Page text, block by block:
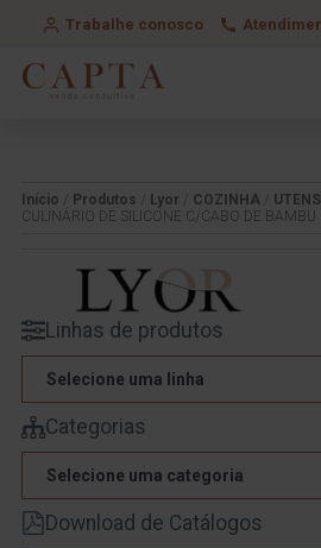
Trabalhe conosco
Início Produtos Lyor COZINHA
CULINÁRIO DE SILICONE C/CABO DE
Linhas de produtos
Selecione uma linha
Categorias
Selecione uma categoria
Download de Catálogos